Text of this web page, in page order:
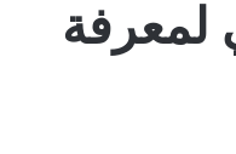
لمعرفة